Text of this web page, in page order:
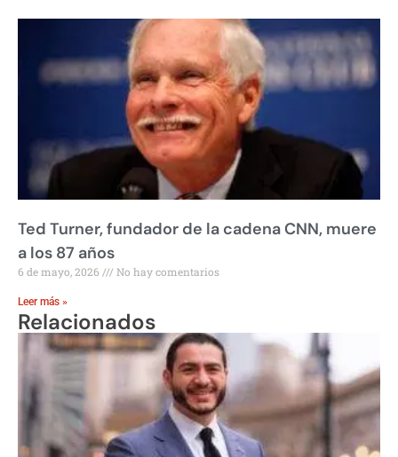
Ted Turner, fundador de la cadena CNN, muere
a los 87 años
6 de mayo, 2026 No hay comentarios
Leer más »
Relacionados